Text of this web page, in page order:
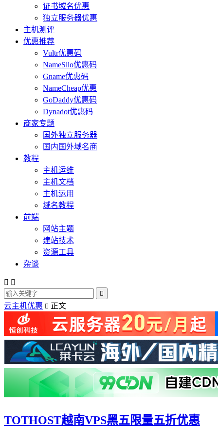
证书域名优惠
独立服务器优惠
主机测评
优惠推荐
Vultr优惠码
NameSilo优惠码
Gname优惠码
NameCheap优惠
GoDaddy优惠码
Dynadot优惠码
商家专题
国外独立服务器
国内国外域名商
教程
主机运维
主机文档
主机运用
域名教程
前端
网站主题
建站技术
资源工具
杂谈
 

云主机优惠  正文
TOTHOST越南VPS黑五限量五折优惠